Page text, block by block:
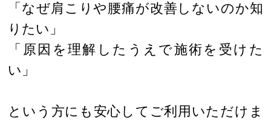
「なぜ肩こりや腰痛が改善しないのか知
りたい」
「原因を理解したうえで施術を受けた
い」
という方にも安心してご利用いただけま